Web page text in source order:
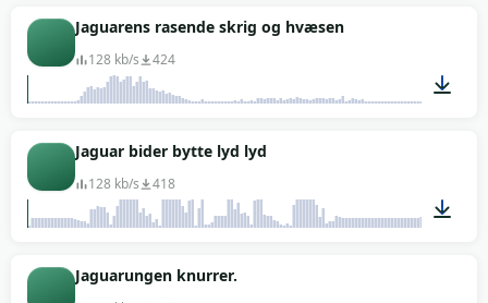
Jaguarens rasende skrig og hvæsen
128 kb/s 424
Jaguar bider bytte lyd lyd
128 kb/s 418
Jaguarungen knurrer.